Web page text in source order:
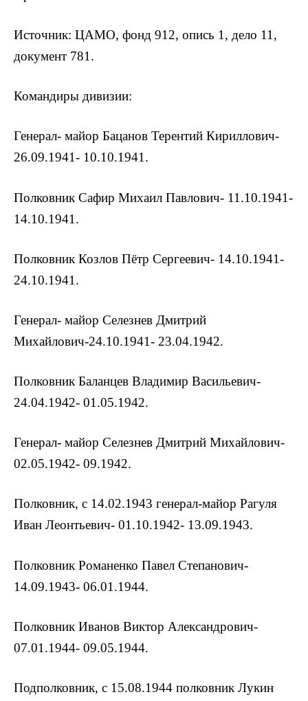
Источник: ЦАМО, фонд 912, опись 1, дело 11,
документ 781.
Командиры дивизии:
Генерал- майор Бацанов Терентий Кириллович-
26.09.1941- 10.10.1941.
Полковник Сафир Михаил Павлович- 11.10.1941-
14.10.1941.
Полковник Козлов Пётр Сергеевич- 14.10.1941-
24.10.1941.
Генерал- майор Селезнев Дмитрий
Михайлович-24.10.1941- 23.04.1942.
Полковник Баланцев Владимир Васильевич-
24.04.1942- 01.05.1942.
Генерал- майор Селезнев Дмитрий Михайлович-
02.05.1942- 09.1942.
Полковник, с 14.02.1943 генерал-майор Рагуля
Иван Леонтьевич- 01.10.1942- 13.09.1943.
Полковник Романенко Павел Степанович-
14.09.1943- 06.01.1944.
Полковник Иванов Виктор Александрович-
07.01.1944- 09.05.1944.
Подполковник, с 15.08.1944 полковник Лукин